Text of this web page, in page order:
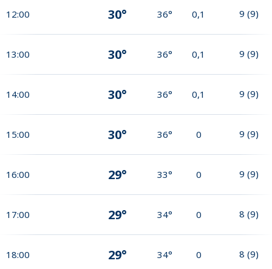
12:00 30° 36° 0,1 9 (9)
13:00 30° 36° 0,1 9 (9)
14:00 30° 36° 0,1 9 (9)
15:00 30° 36° 0 9 (9)
16:00 29° 33° 0 9 (9)
17:00 29° 34° 0 8 (9)
18:00 29° 34° 0 8 (9)